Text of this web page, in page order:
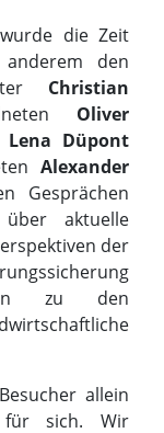
Gesprächen
aktuelle
der
zu den
allein
für sich. Wir
die vielen
das große
Region.
– und der